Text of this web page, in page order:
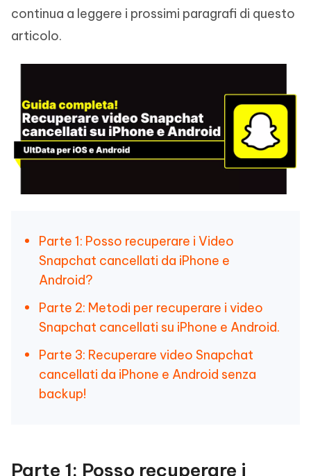
continua a leggere i prossimi paragrafi di questo
articolo.
Parte 1: Posso recuperare i Video
Snapchat cancellati da iPhone e
Android?
Parte 2: Metodi per recuperare i video
Snapchat cancellati su iPhone e Android.
Parte 3: Recuperare video Snapchat
cancellati da iPhone e Android senza
backup!
Parte 1: Posso recuperare i